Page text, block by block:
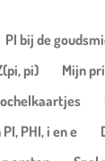
PI bij de
pi)
Mijn
PHI, i en e